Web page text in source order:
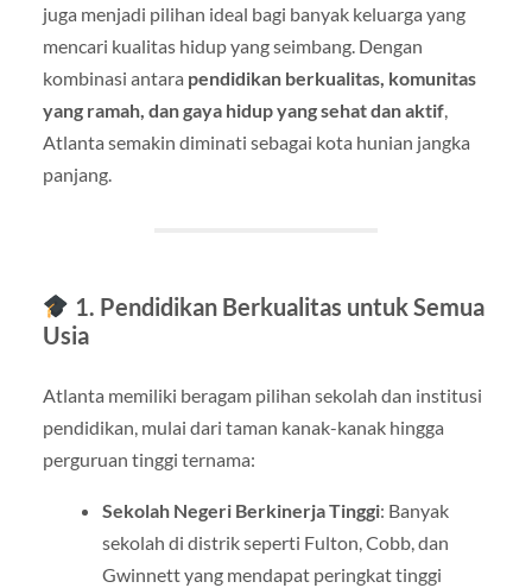
juga menjadi pilihan ideal bagi banyak keluarga yang
mencari kualitas hidup yang seimbang. Dengan
kombinasi antara pendidikan berkualitas, komunitas
yang ramah, dan gaya hidup yang sehat dan aktif,
Atlanta semakin diminati sebagai kota hunian jangka
panjang.
1. Pendidikan Berkualitas untuk Semua
Usia
Atlanta memiliki beragam pilihan sekolah dan institusi
pendidikan, mulai dari taman kanak-kanak hingga
perguruan tinggi ternama:
Sekolah Negeri Berkinerja Tinggi: Banyak
sekolah di distrik seperti Fulton, Cobb, dan
Gwinnett yang mendapat peringkat tinggi